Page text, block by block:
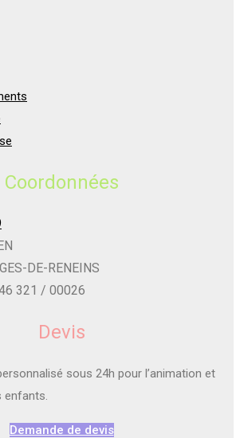
Coordonnées
DE-RENEINS
321 / 00026
Devis
sous 24h pour l’animation et
enfants.
Demande de devis